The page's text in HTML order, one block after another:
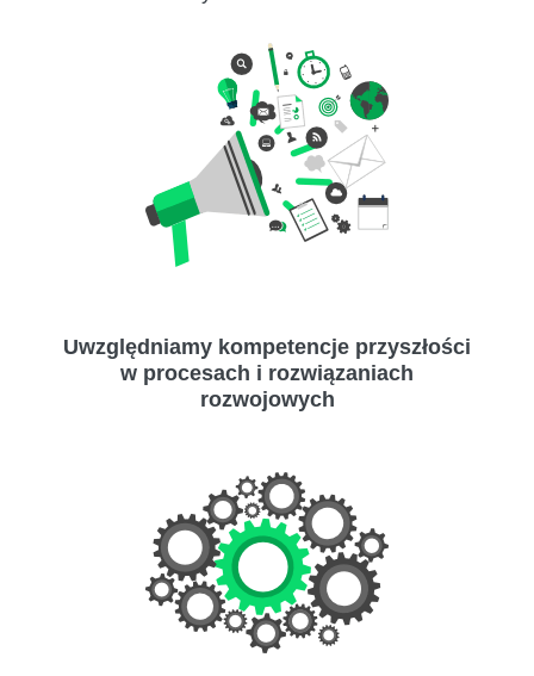
Uwzględniamy kompetencje przyszłości
w procesach i rozwiązaniach
rozwojowych